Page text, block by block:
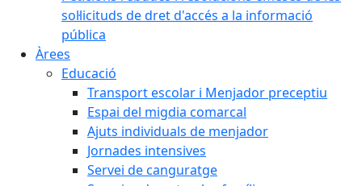
sol·licituds de dret d'accés a la informació
pública
Àrees
Educació
Transport escolar i Menjador preceptiu
Espai del migdia comarcal
Ajuts individuals de menjador
Jornades intensives
Servei de canguratge